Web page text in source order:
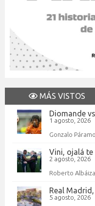
MÁS VISTOS
Diomande
1 agosto, 2026
Gonzalo Páramo
Vini, ojalá te
2 agosto, 2026
Roberto
Real
5 agosto, 2026